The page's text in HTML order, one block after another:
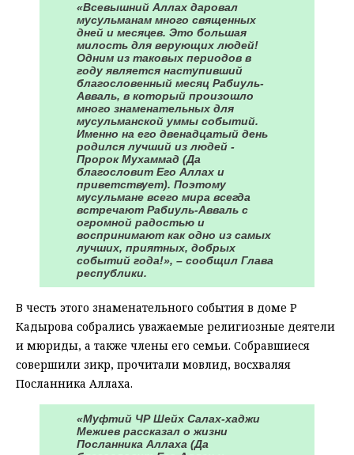
«Всевышний Аллах даровал
мусульманам много священных
дней и месяцев. Это большая
милость для верующих людей!
Одним из таковых периодов в
году является наступивший
благословенный месяц Рабиуль-
Авваль, в который произошло
много знаменательных для
мусульманской уммы событий.
Именно на его двенадцатый день
родился лучший из людей -
Пророк Мухаммад (Да
благословит Его Аллах и
приветствует). Поэтому
мусульмане всего мира всегда
встречают Рабиуль-Авваль с
огромной радостью и
воспринимают как одно из самых
лучших, приятных, добрых
событий года!», – сообщил Глава
республики.
В честь этого знаменательного события в доме Р
Кадырова собрались уважаемые религиозные деятели
и мюриды, а также члены его семьи. Собравшиеся
совершили зикр, прочитали мовлид, восхваляя
Посланника Аллаха.
«Муфтий ЧР Шейх Салах-хаджи
Межиев рассказал о жизни
Посланника Аллаха (Да